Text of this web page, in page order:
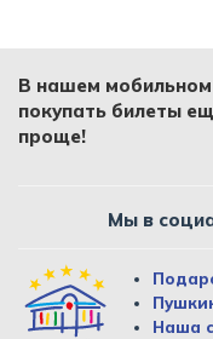
В нашем
покупать билеты
проще!
Мы в
Наша